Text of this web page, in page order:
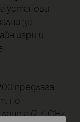
установи
за
игри и
предлага
но
(2,4 GHz